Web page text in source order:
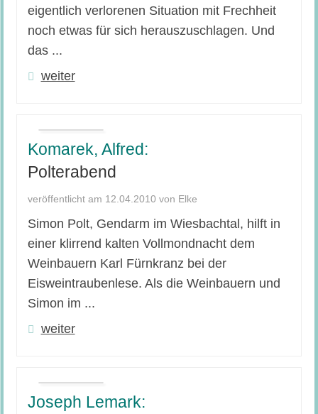
eigentlich verlorenen Situation mit Frechheit
noch etwas für sich herauszuschlagen. Und
das ...
weiter
Komarek, Alfred:
Polterabend
veröffentlicht am 12.04.2010 von Elke
Simon Polt, Gendarm im Wiesbachtal, hilft in
einer klirrend kalten Vollmondnacht dem
Weinbauern Karl Fürnkranz bei der
Eisweintraubenlese. Als die Weinbauern und
Simon im ...
weiter
Joseph Lemark: